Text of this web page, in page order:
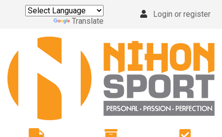
Powered by
Translate
Login or register